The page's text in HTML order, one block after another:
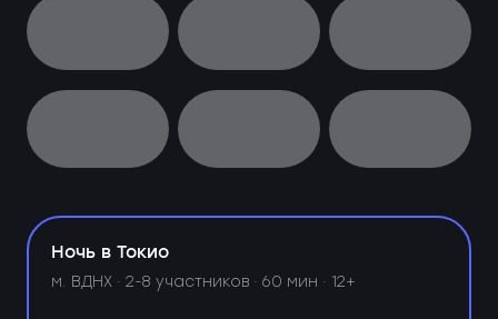
Ночь в Токио
м. ВДНХ ·2-8 участников · 60 мин · 12+